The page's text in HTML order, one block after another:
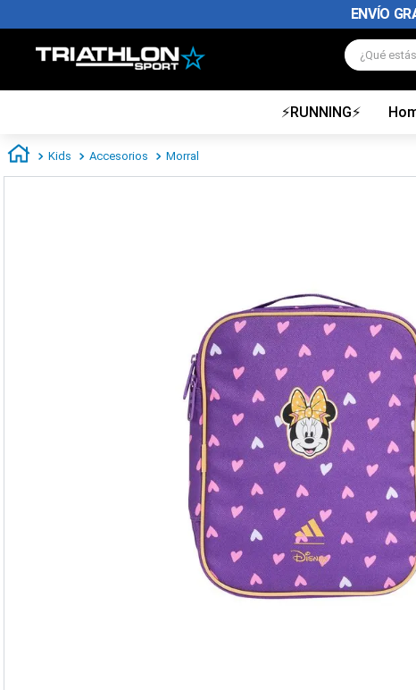
ENVÍO GRATIS POR
¿Qué estás
⚡RUNNING⚡
Kids Accesorios Morral
TÉRMINOS MÁS BUSCADOS
2.
zapatillas nike
zapatillas nike hombre
zapatillas nike mujer
medias